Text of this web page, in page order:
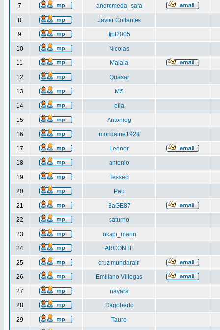
7 andromeda_sara
8 Javier Collantes
9 fjpt2005
10 Nicolas
11 Malala
12 Quasar
13 MS
14 elia
15 Antoniog
16 mondaine1928
17 Leonor
18 antonio
19 Tesseo
20 Pau
21 BaGE87
22 saturno
23 okapi_marin
24 ARCONTE
25 cruz mundarain
26 Emiliano Villegas
27 nayara
28 Dagoberto
29 Tauro